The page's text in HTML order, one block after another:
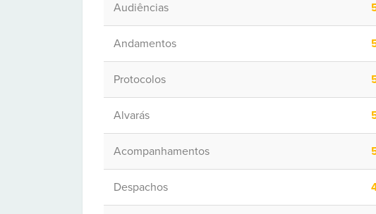
Audiências
Andamentos
Protocolos
Alvarás
Acompanhamentos
Despachos